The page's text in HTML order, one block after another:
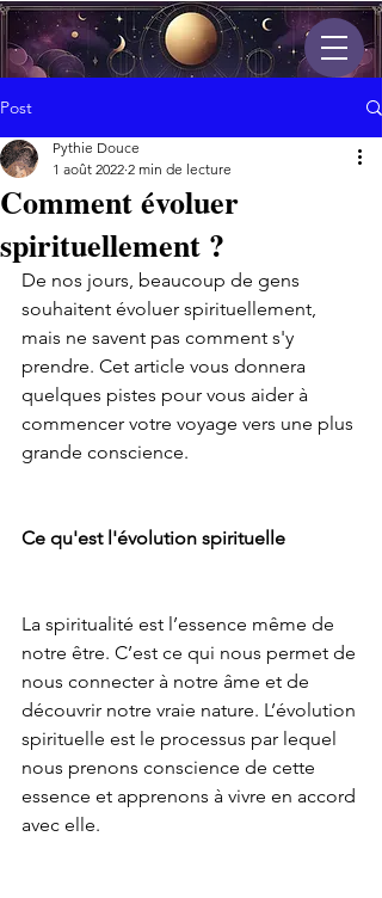
Post
Comment évoluer
spirituellement ?
Pythie Douce
1 août 2022 2 min de lecture
De nos jours, beaucoup de gens
souhaitent évoluer spirituellement,
mais ne savent pas comment s'y
prendre. Cet article vous donnera
quelques pistes pour vous aider à
commencer votre voyage vers une plus
grande conscience.
Ce qu'est l'évolution spirituelle
La spiritualité est l’essence même de
notre être. C’est ce qui nous permet de
nous connecter à notre âme et de
découvrir notre vraie nature. L’évolution
spirituelle est le processus par lequel
nous prenons conscience de cette
essence et apprenons à vivre en accord
avec elle.